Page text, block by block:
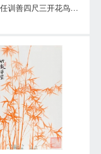
画家任训善四尺三开花鸟画作品《硕果》